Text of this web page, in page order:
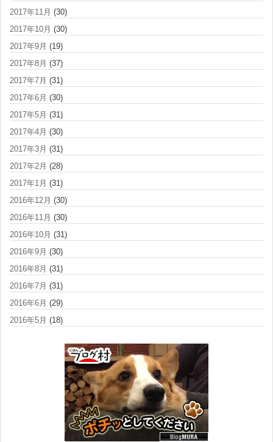
2017年11月 (30)
2017年10月 (30)
2017年9月 (19)
2017年8月 (37)
2017年7月 (31)
2017年6月 (30)
2017年5月 (31)
2017年4月 (30)
2017年3月 (31)
2017年2月 (28)
2017年1月 (31)
2016年12月 (30)
2016年11月 (30)
2016年10月 (31)
2016年9月 (30)
2016年8月 (31)
2016年7月 (31)
2016年6月 (29)
2016年5月 (18)